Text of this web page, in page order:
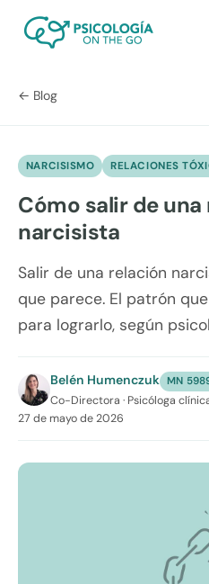
← Blog
NARCISISMO RELACIONES
Cómo salir de
narcisista
Salir de una relación
que parece. El patrón
para lograrlo, según
Belén Humenczuk MN
Co-Directora · Psicóloga
27 de mayo de 2026